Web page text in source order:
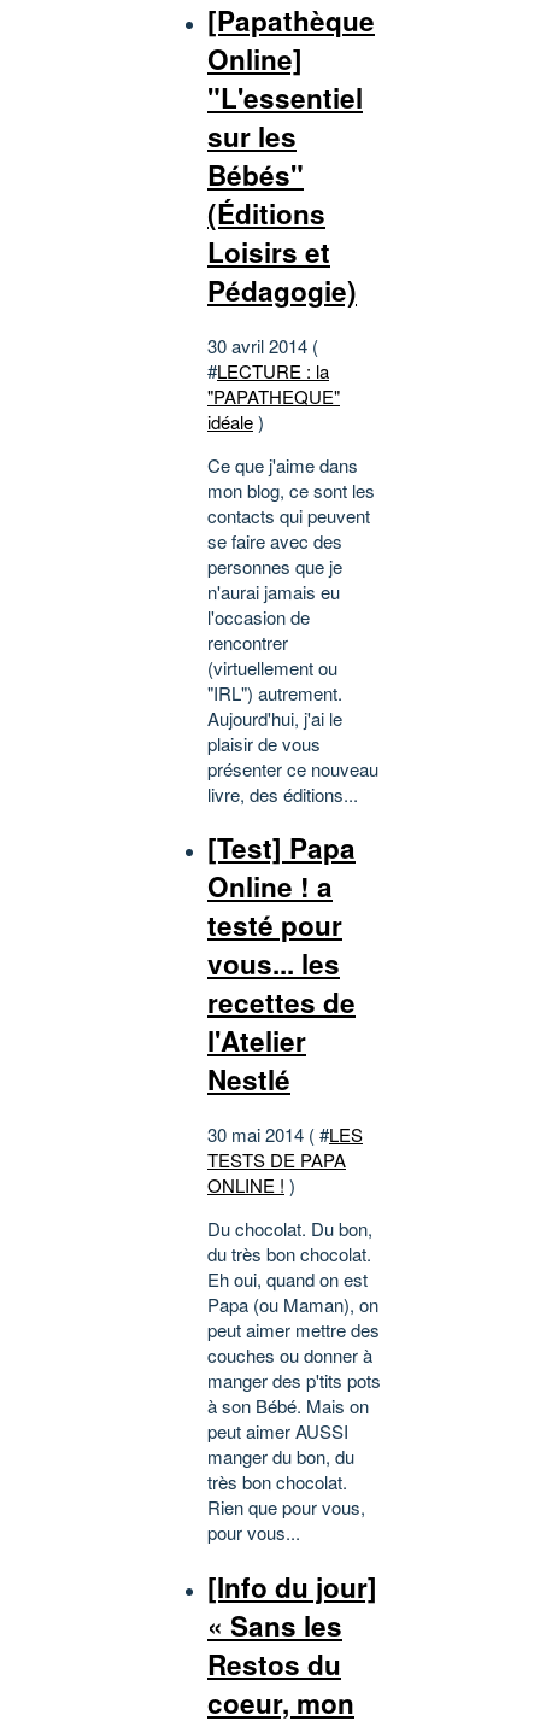
[Papathèque
Online]
"L'essentiel
sur les
Bébés"
(Éditions
Loisirs et
Pédagogie)
30 avril 2014 (
#LECTURE : la
"PAPATHEQUE"
idéale)
Ce que j'aime dans
mon blog, ce sont les
contacts qui peuvent
se faire avec des
personnes que je
n'aurai jamais eu
l'occasion de
rencontrer
(virtuellement ou
"IRL") autrement.
Aujourd'hui, j'ai le
plaisir de vous
présenter ce nouveau
livre, des éditions...
[Test] Papa
Online ! a
testé pour
vous... les
recettes de
l'Atelier
Nestlé
30 mai 2014 ( #LES
TESTS DE PAPA
ONLINE ! )
Du chocolat. Du bon,
du très bon chocolat.
Eh oui, quand on est
Papa (ou Maman), on
peut aimer mettre des
couches ou donner à
manger des p'tits pots
à son Bébé. Mais on
peut aimer AUSSI
manger du bon, du
très bon chocolat.
Rien que pour vous,
pour vous...
[Info du jour]
« Sans les
Restos du
coeur, mon